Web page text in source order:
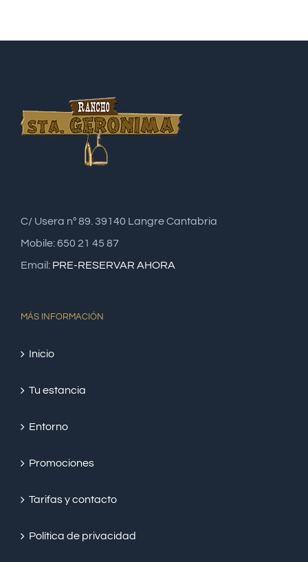
C/ Usera nº 89. 39140 Langre Cantabria
Mobile: 650 21 45 87
Email: PRE-RESERVAR AHORA
MÁS INFORMACIÓN
Inicio
Tu estancia
Entorno
Promociones
Tarifas y contacto
Política de privacidad